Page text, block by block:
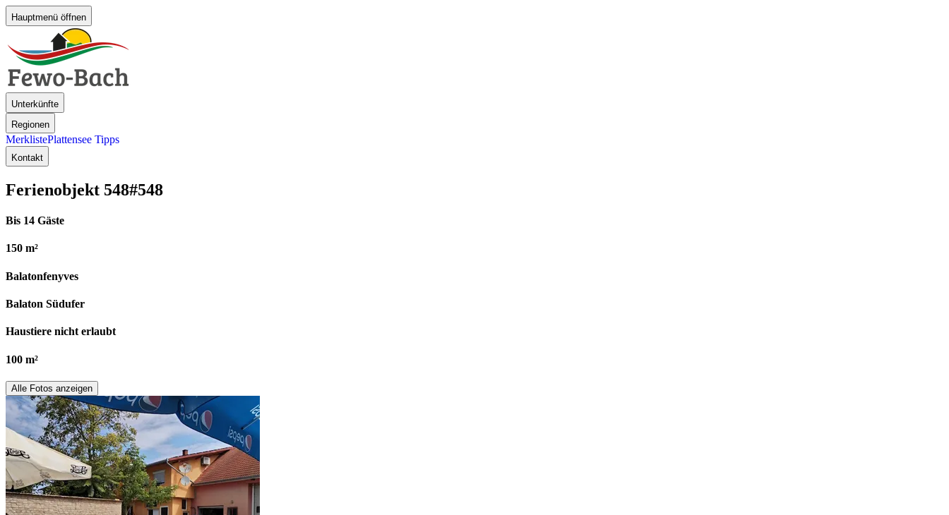
Hauptmenü öffnen
Unterkünfte
Regionen
MerklistePlattensee Tipps
Kontakt
Ferienobjekt 548#548
Bis 14 Gäste
150 m²
Balatonfenyves
Balaton Südufer
Haustiere nicht erlaubt
100 m²
Alle Fotos anzeigen